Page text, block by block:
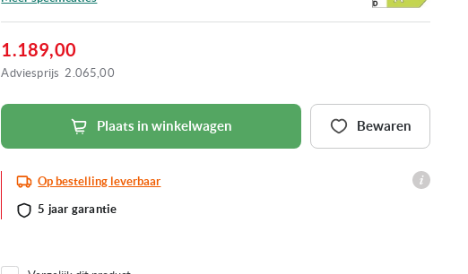
1.189,00
Adviesprijs 2.065,00
Plaats in winkelwagen Bewaren
Op bestelling leverbaar
5 jaar garantie